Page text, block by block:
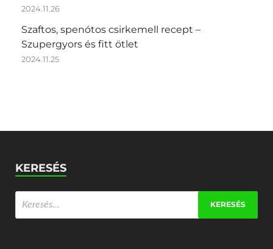
2024.11.26
Szaftos, spenótos csirkemell recept –
Szupergyors és fitt ötlet
2024.11.25
KERESÉS